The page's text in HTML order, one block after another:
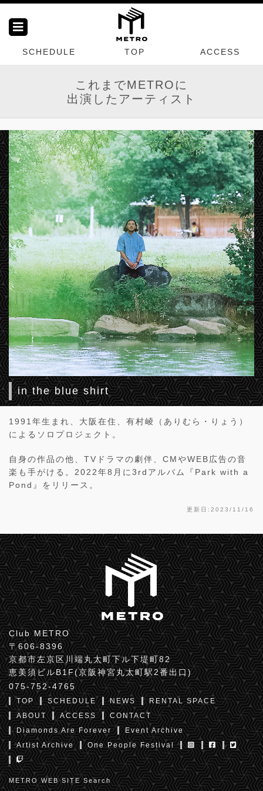
SCHEDULE TOP ACCESS
これまでMETROに
出演したアーティスト
in the blue shirt
1991年生まれ、大阪在住、有村崚（ありむら・りょう）
によるソロプロジェクト。
自身の作品の他、TVドラマの劇伴、CMやWEB広告の音
楽も手がける。2022年8月に3rdアルバム『Park with a
Pond』をリリース。
更新日:2023/11/16
Club METRO
〒606-8396
京都市左京区川端丸太町下ル下堤町82
恵美須ビルB1F(京阪神宮丸太町駅2番出口)
075-752-4765
TOP SCHEDULE NEWS
RENTAL SPACE
ABOUT
ACCESS
CONTACT
Diamonds Are Forever
Event Archive
Artist Archive
One People Festival
METRO WEB SITE Search